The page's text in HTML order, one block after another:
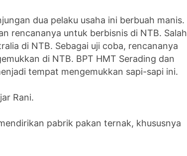
dua pelaku usaha ini berbuah manis.
rencananya untuk berbisnis di NTB. Salah
di NTB. Sebagai uji coba, rencananya
di NTB. BPT HMT Serading dan
tempat mengemukkan sapi-sapi ini.
Rani.
pabrik pakan ternak, khususnya